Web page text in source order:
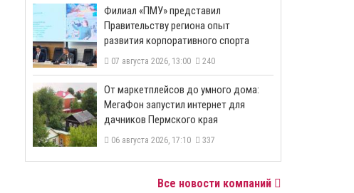
​Филиал «ПМУ» представил
Правительству региона опыт
развития корпоративного спорта
07 августа 2026, 13:00 240
От маркетплейсов до умного дома:
МегаФон запустил интернет для
дачников Пермского края
06 августа 2026, 17:10 337
Все новости компаний